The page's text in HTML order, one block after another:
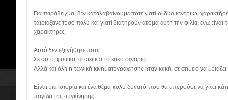
Για παράδειγμα, δεν καταλαβαίνουμε ποτέ γιατί οι δύο κεντρικοί
ταιριάξανε τόσο πολύ και γιατί διατηρούν ακόμα αυτή την φιλία, ενώ είναι
χαρακτήρες.
Αυτό δεν εξηγήθηκε ποτέ.
Σε αυτό, φυσικά, φταίει και το κακό σενάριο.
Αλλά και όλη η τεχνική κινηματογράφησης ήταν κακή, σε σημείο να μοιάζει
Είναι μια ιστορία και ένα θέμα πολύ δυνατό, που θα μπορούσε να γίνει
παγίδα της συγκίνησης.